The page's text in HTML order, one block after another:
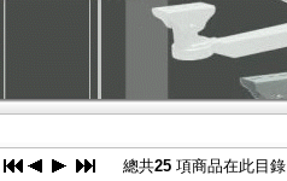
總共25 項商品在此目錄